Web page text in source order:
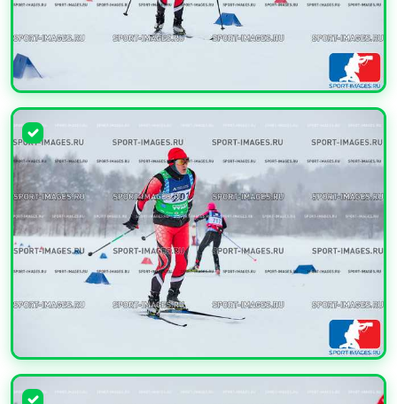
УВЕЛИЧИТЬ
УВЕЛИЧИТЬ